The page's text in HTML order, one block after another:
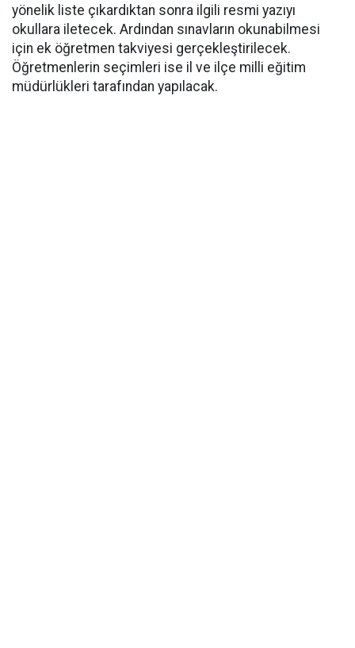
yönelik liste çıkardıktan sonra ilgili resmi yazıyı
okullara iletecek. Ardından sınavların okunabilmesi
için ek öğretmen takviyesi gerçekleştirilecek.
Öğretmenlerin seçimleri ise il ve ilçe milli eğitim
müdürlükleri tarafından yapılacak.